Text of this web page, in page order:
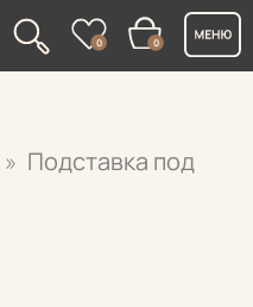
0 0
Подставка под